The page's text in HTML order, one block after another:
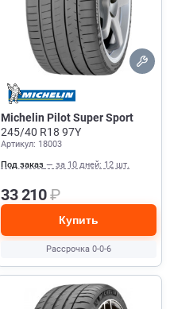
Michelin Pilot Super Sport
245/40 R18 97Y
Артикул: 18003
Под заказ — за 10 дней: 12 шт.
33 210₽
Купить
Рассрочка 0-0-6